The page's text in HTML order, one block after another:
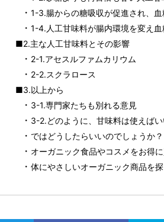
1-3.腸からの糖吸収が促進され、血
1-4.人工甘味料が腸内環境を変え
■2.主な人工甘味料とその影響
2-1.アセスルファムカリウム
2-2.スクラロース
■3.以上から
3-1.専門家たちも別れる意見
3-2.どのように、甘味料は使えばい
ではどうしたらいいのでしょうか？
オーガニック食品やコスメをお得
体にやさしいオーガニック商品を探